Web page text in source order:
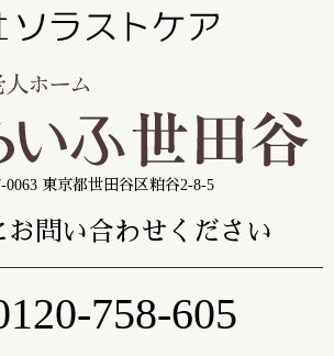
0063 東京都世田谷区粕谷2-8-5
お問い合わせください
758-605